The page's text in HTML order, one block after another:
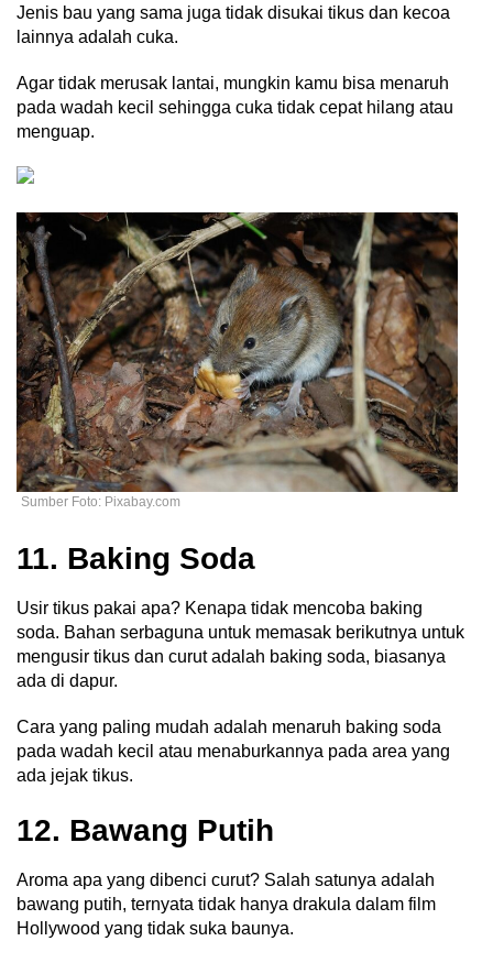
Jenis bau yang sama juga tidak disukai tikus dan kecoa
lainnya adalah cuka.
Agar tidak merusak lantai, mungkin kamu bisa menaruh
pada wadah kecil sehingga cuka tidak cepat hilang atau
menguap.
Sumber Foto: Pixabay.com
11. Baking Soda
Usir tikus pakai apa? Kenapa tidak mencoba baking
soda. Bahan serbaguna untuk memasak berikutnya untuk
mengusir tikus dan curut adalah baking soda, biasanya
ada di dapur.
Cara yang paling mudah adalah menaruh baking soda
pada wadah kecil atau menaburkannya pada area yang
ada jejak tikus.
12. Bawang Putih
Aroma apa yang dibenci curut? Salah satunya adalah
bawang putih, ternyata tidak hanya drakula dalam film
Hollywood yang tidak suka baunya.